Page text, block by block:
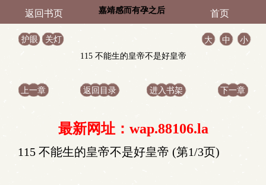
返回书页 嘉靖感而有孕之后 首页
护眼 关灯 大 中
小
115 不能生的皇帝不是好皇帝
上一章 返回目录 进入书架 下一章
最新网址：wap.88106.la
115 不能生的皇帝不是好皇帝 (第1/3页)